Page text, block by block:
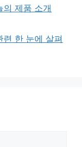
제품 소개
한 눈에 살펴